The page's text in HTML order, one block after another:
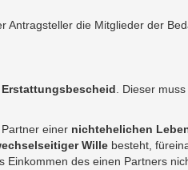
Antragsteller die Mitglieder der
. Dieser
einer nichtehelichen
Wille besteht,
Einkommen des einen Partners